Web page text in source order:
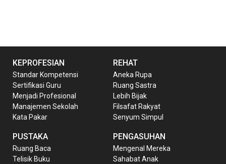
KEPROFESIAN
Standar Kompetensi
Sertifikasi Guru
Menjadi Profesional
Manajemen Sekolah
Kata Pakar
PUSTAKA
Ruang Baca
Telisik Buku
REHAT
Aneka Rupa
Ruang Sastra
Lebih Bijak
Filsafat Rakyat
Senyum Simpul
PENGASUHAN
Mengenal Mereka
Sahabat Anak